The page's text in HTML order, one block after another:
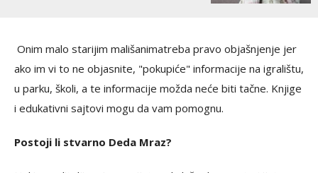
Onim malo starijim mališanimatreba pravo objašnjenje jer
ako im vi to ne objasnite, "pokupiće" informacije na igralištu,
u parku, školi, a te informacije možda neće biti tačne. Knjige
i edukativni sajtovi mogu da vam pomognu.
Postoji li stvarno Deda Mraz?